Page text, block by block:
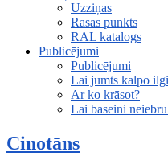
Uzziņas
Rasas punkts
RAL katalogs
Publicējumi
Publicējumi
Lai jumts kalpo
Ar ko krāsot?
Lai baseini
Cinotāns